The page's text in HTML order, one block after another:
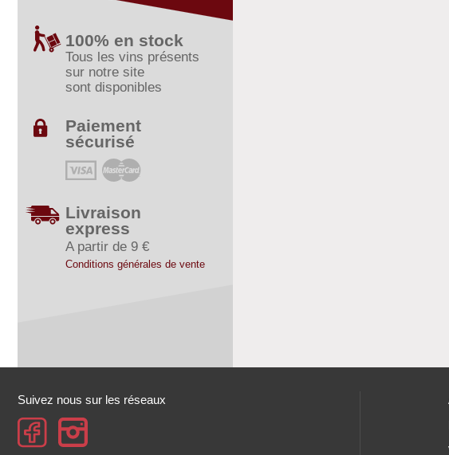
100% en stock
Tous les vins présents
sur notre site
sont disponibles
Paiement
sécurisé
Livraison
express
A partir de 9 €
Conditions générales de vente
Suivez nous sur les réseaux